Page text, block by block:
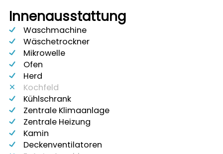
Innenausstattung
Waschmachine
Wäschetrockner
Mikrowelle
Ofen
Herd
Kochfeld
Kühlschrank
Zentrale Klimaanlage
Zentrale Heizung
Kamin
Deckenventilatoren